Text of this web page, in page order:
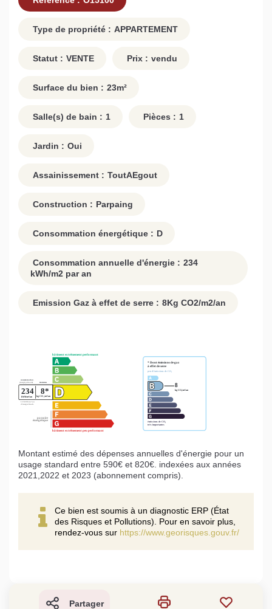
Type de propriété : APPARTEMENT
Statut : VENTE Prix : vendu
Surface du bien : 23m²
Salle(s) de bain : 1 Pièces : 1
Jardin : Oui
Assainissement : ToutAEgout
Construction : Parpaing
Consommation énergétique : D
Consommation annuelle d'énergie : 234
kWh/m2 par an
Emission Gaz à effet de serre : 8Kg CO2/m2/an
Montant estimé des dépenses annuelles d'énergie pour un
usage standard entre 590€ et 820€. indexées aux années
2021,2022 et 2023 (abonnement compris).
Ce bien est soumis à un diagnostic ERP (État
des Risques et Pollutions). Pour en savoir plus,
rendez-vous sur https://www.georisques.gouv.fr/
Partager